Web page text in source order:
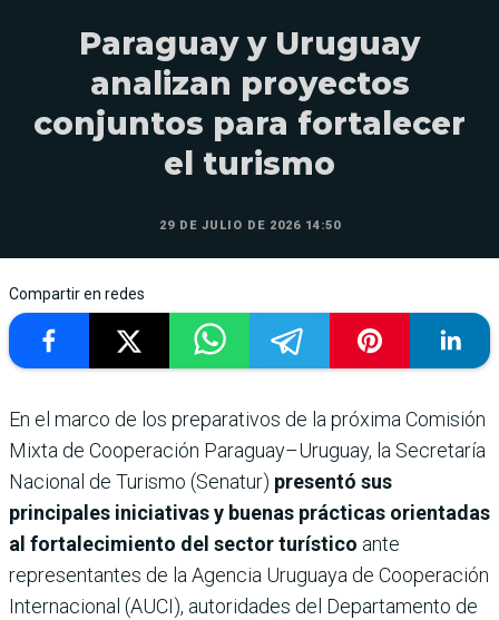
Paraguay y Uruguay
analizan proyectos
conjuntos para fortalecer
el turismo
29 DE JULIO DE 2026 14:50
Compartir en redes
En el marco de los preparativos de la próxima Comisión
Mixta de Cooperación Paraguay–Uruguay, la Secretaría
Nacional de Turismo (Senatur) presentó sus
principales iniciativas y buenas prácticas orientadas
al fortalecimiento del sector turístico ante
representantes de la Agencia Uruguaya de Cooperación
Internacional (AUCI), autoridades del Departamento de